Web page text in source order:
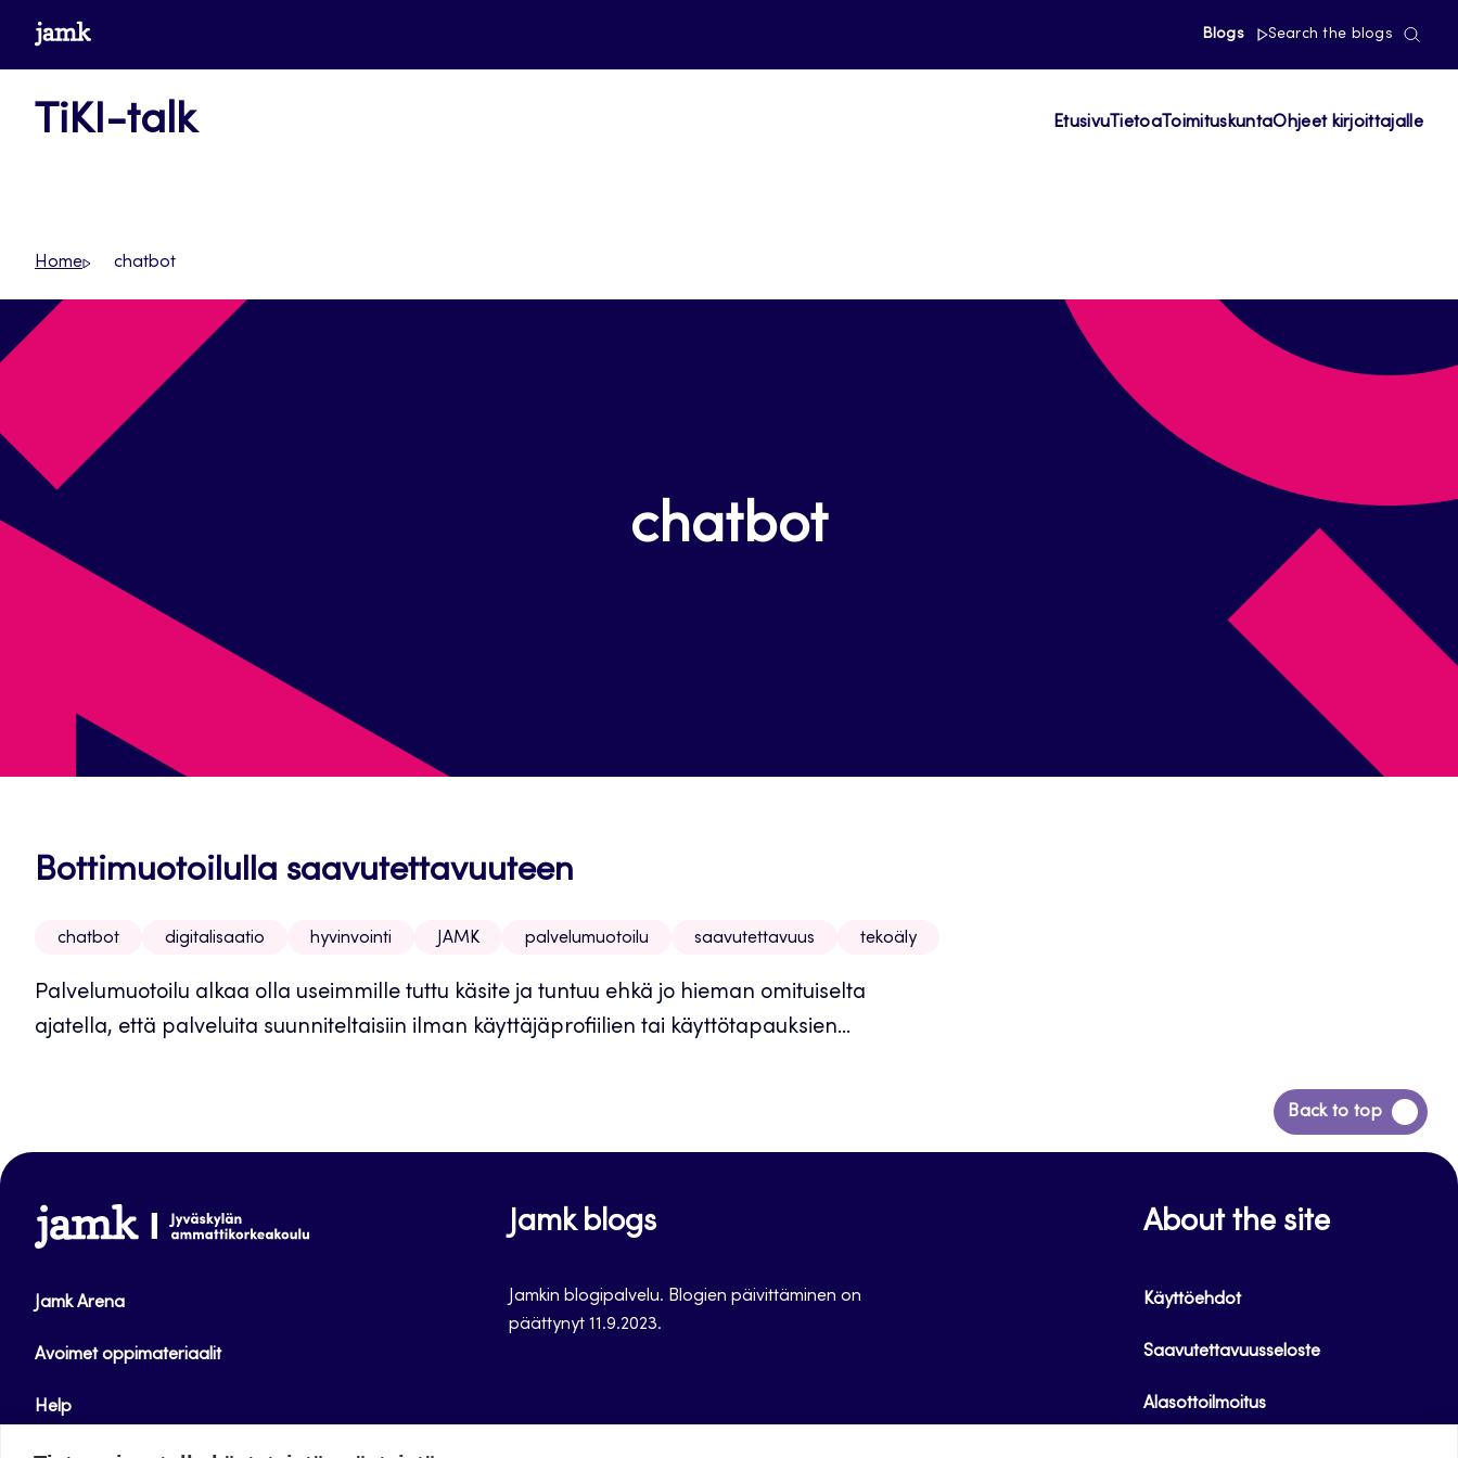
Siirrywww.jamk.fi Blogs Search the blogs
TiKI-talk Etusivu Tietoa ToimituskuntaOhjeet kirjoittajalle
Home chatbot
chatbot
Bottimuotoilulla saavutettavuuteen
chatbot digitalisaatio hyvinvointi JAMK palvelumuotoilu saavutettavuus tekoäly
Palvelumuotoilu alkaa olla useimmille tuttu käsite ja tuntuu ehkä jo hieman omituiselta
ajatella, että palveluita suunniteltaisiin ilman käyttäjäprofiilien tai käyttötapauksien...
Back to top
Siirry
takaisin
www.jamk.fi
Jamk Arena
Avoimet oppimateriaalit
Help
Jamk blogs
Jamkin blogipalvelu. Blogien päivittäminen on
päättynyt 11.9.2023.
About the site
Käyttöehdot
Saavutettavuusseloste
Alasottoilmoitus